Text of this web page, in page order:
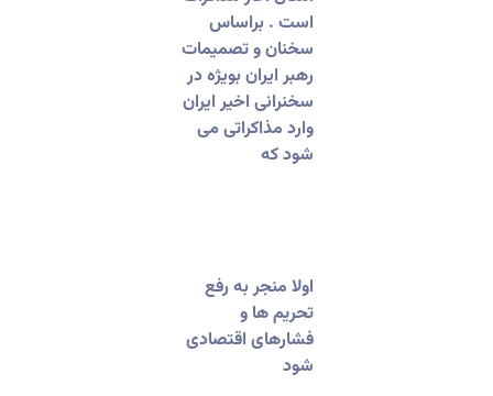
است . براساس
سخنان و تصمیمات
رهبر ایران بویژه در
سخنرانی اخیر ایران
وارد مذاکراتی می
شود که
‏اولا منجر به رفع
تحریم ها و
فشارهای اقتصادی
شود